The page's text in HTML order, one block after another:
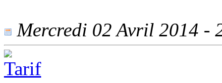
Mercredi 02 Avril 2014 -